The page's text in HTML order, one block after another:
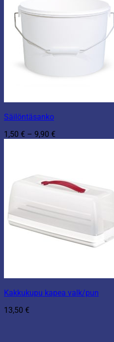
Säilöntäsanko
1,50 € – 9,90 €
Kakkukupu kapea valk/pun
13,50 €